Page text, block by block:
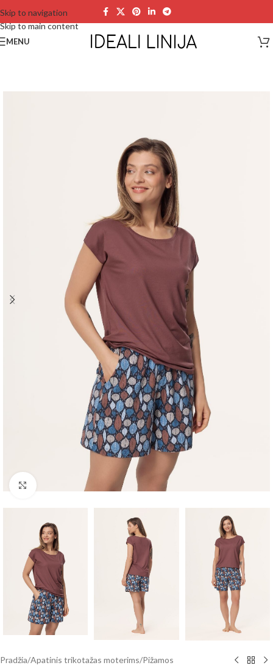
Skip to navigation
Skip to main content
MENU
Click to enlarge
Pradžia/Apatinis trikotažas moterims/Pižamos